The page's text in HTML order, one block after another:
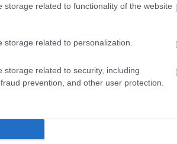
storage related to functionality of the website
related to personalization.
storage related to security, including
prevention, and other user protection.